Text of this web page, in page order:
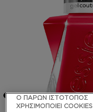
Ο ΠΑΡΩΝ ΙΣΤΟΤΟΠΟΣ
ΧΡΗΣΙΜΟΠΟΙΕΙ COOKIES